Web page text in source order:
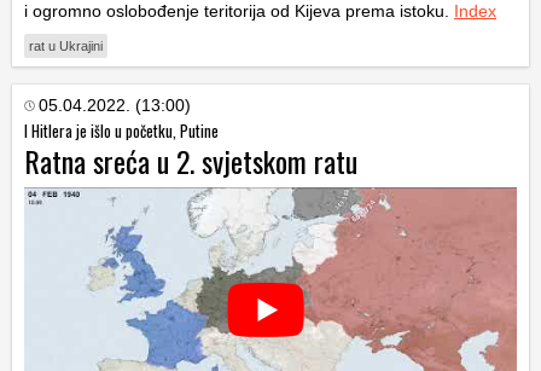
i ogromno oslobođenje teritorija od Kijeva prema istoku. Index
rat u Ukrajini
05.04.2022. (13:00)
I Hitlera je išlo u početku, Putine
Ratna sreća u 2. svjetskom ratu